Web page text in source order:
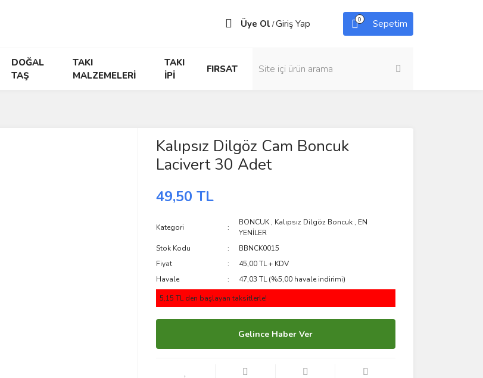
Üye Ol /Giriş Yap 0 Sepetim
DOĞAL
TAŞ
TAKI
MALZEMELERİ
TAKI
İPİ
FIRSAT
Kalıpsız Dilgöz Cam Boncuk
Lacivert 30 Adet
49,50 TL
Kategori
BONCUK , Kalıpsız Dilgöz Boncuk , EN
YENİLER
Stok Kodu
BBNCK0015
Fiyat
45,00 TL + KDV
Havale
47,03 TL (%5,00 havale indirimi)
5,15 TL den başlayan taksitlerle!
Gelince Haber Ver